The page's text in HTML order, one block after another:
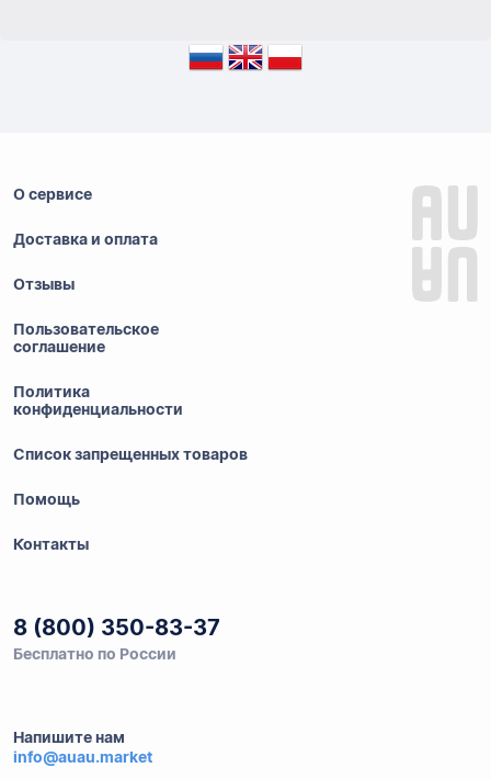
О сервисе
Доставка и оплата
Отзывы
Пользовательское
соглашение
Политика
конфиденциальности
Список запрещенных товаров
Помощь
Контакты
8 (800) 350-83-37
Бесплатно по России
Напишите нам
info@auau.market